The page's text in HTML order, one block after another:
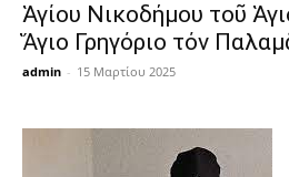
Ἁγίου Νικοδήμου τοῦ
Ἅγιο Γρηγόριο τόν
admin - 15 Μαρτίου 2025